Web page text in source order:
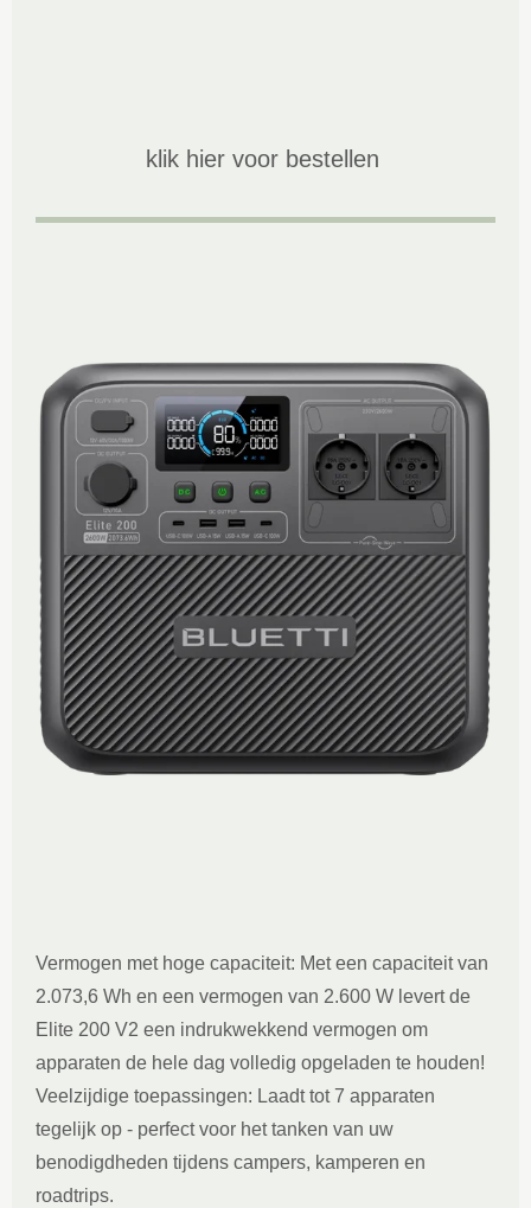
klik hier voor bestellen
Vermogen met hoge capaciteit: Met een capaciteit van
2.073,6 Wh en een vermogen van 2.600 W levert de
Elite 200 V2 een indrukwekkend vermogen om
apparaten de hele dag volledig opgeladen te houden!
Veelzijdige toepassingen: Laadt tot 7 apparaten
tegelijk op - perfect voor het tanken van uw
benodigdheden tijdens campers, kamperen en
roadtrips.